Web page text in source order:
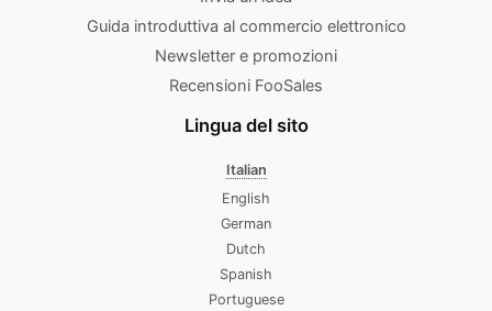
Guida introduttiva al commercio elettronico
Newsletter e promozioni
Recensioni FooSales
Lingua del sito
Italian
English
German
Dutch
Spanish
Portuguese